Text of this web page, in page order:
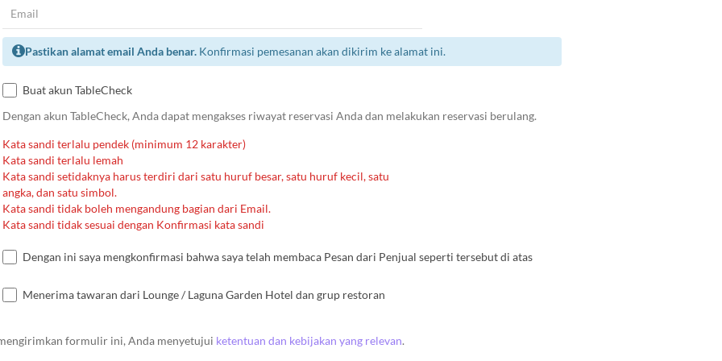
Pastikan alamat email Anda benar.Konfirmasi pemesanan akan dikirim ke alamat ini.
Buat akun TableCheck
Dengan akun TableCheck, Anda dapat mengakses riwayat reservasi Anda dan melakukan reservasi berulang.
Kata sandi terlalu pendek (minimum 12 karakter)
Kata sandi terlalu lemah
Kata sandi setidaknya harus terdiri dari satu huruf besar, satu huruf kecil, satu
angka, dan satu simbol.
Kata sandi tidak boleh mengandung bagian dari Email.
Kata sandi tidak sesuai dengan Konfirmasi kata sandi
Dengan ini saya mengkonfirmasi bahwa saya telah membaca Pesan dari Penjual seperti tersebut di atas
Menerima tawaran dari Lounge / Laguna Garden Hotel dan grup restoran
formulir ini, Anda menyetujui ketentuan dan kebijakan yang relevan.